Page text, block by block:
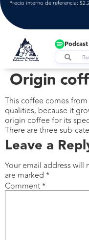
Precio interno de referencia:
Podcast
Origin
This coffee comes
qualities, because it
origin coffee for its
There are three sub-
Leave a
Your email address
are marked *
Comment*